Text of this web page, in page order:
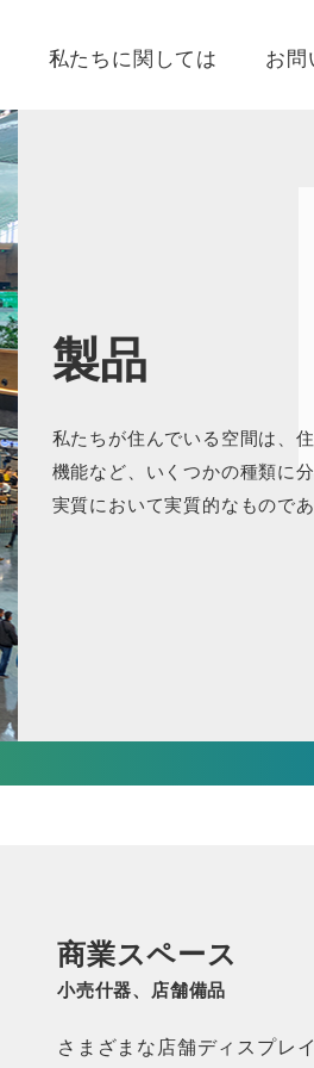
私たちに関しては お問
製品
私たちが住んでいる空間は、
機能など、いくつかの種類に
実質において実質的なもので
商業スペース
小売什器、店舗備品
さまざまな店舗ディスプレ